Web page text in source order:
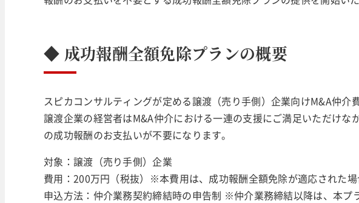
◆ 成功報酬全額免除プランの概要
スピカコンサルティングが定める譲渡（売り手側）企業向けM&A仲介
譲渡企業の経営者はM&A仲介における一連の支援にご満足いただけな
の成功報酬のお支払いが不要になります。
対象：譲渡（売り手側）企業
費用：200万円（税抜）※本費用は、成功報酬全額免除が適応された
申込方法：仲介業務契約締結時の申告制 ※仲介業務締結以降は、本プ